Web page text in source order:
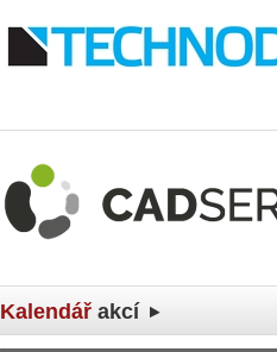
Kalendář akcí